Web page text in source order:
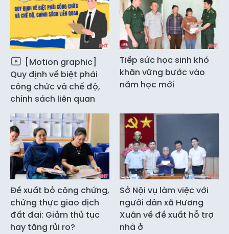
[Motion graphic]
Quy định về biệt phái
công chức và chế độ,
chính sách liên quan
Tiếp sức học sinh khó
khăn vững bước vào
năm học mới
Đề xuất bỏ công chứng,
chứng thực giao dịch
đất đai: Giảm thủ tục
hay tăng rủi ro?
Sở Nội vụ làm việc với
người dân xã Hương
Xuân về đề xuất hỗ trợ
nhà ở